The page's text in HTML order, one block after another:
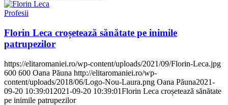
Profesii
Florin Leca croșetează sănătate pe inimile
patrupezilor
https://elitaromaniei.ro/wp-content/uploads/2021/09/Florin-Leca.jpg
600 600 Oana Păuna http://elitaromaniei.ro/wp-
content/uploads/2018/06/Logo-Nou-Laura.png Oana Păuna2021-
09-20 10:39:01 2021-09-20 10:39:01Florin Leca croșetează sănătate
pe inimile patrupezilor